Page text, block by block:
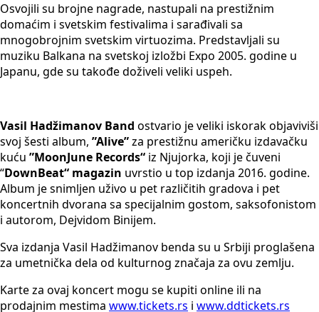
Osvojili su brojne nagrade, nastupali na prestižnim
domaćim i svetskim festivalima i sarađivali sa
mnogobrojnim svetskim virtuozima. Predstavljali su
muziku Balkana na svetskoj izložbi Expo 2005. godine u
Japanu, gde su takođe doživeli veliki uspeh.
Vasil Hadžimanov Band ostvario je veliki iskorak objaviviši
svoj šesti album, ”Alive”za prestižnu američku izdavačku
kuću ”MoonJune Records“ iz Njujorka, koji je čuveni
“DownBeat“ magazin uvrstio u top izdanja 2016. godine.
Album je snimljen uživo u pet različitih gradova i pet
koncertnih dvorana sa specijalnim gostom, saksofonistom
i autorom, Dejvidom Binijem.
Sva izdanja Vasil Hadžimanov benda su u Srbiji proglašena
za umetnička dela od kulturnog značaja za ovu zemlju.
Karte za ovaj koncert mogu se kupiti online ili na
prodajnim mestima www.tickets.rs i www.ddtickets.rs